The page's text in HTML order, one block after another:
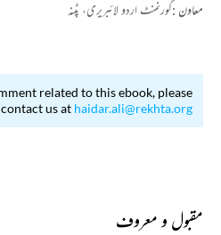
معاون :گورنمنٹ اردو لائبریری، پٹنہ
related to this ebook, please
contact us at haidar.ali@rekhta.org
مقبول و معروف